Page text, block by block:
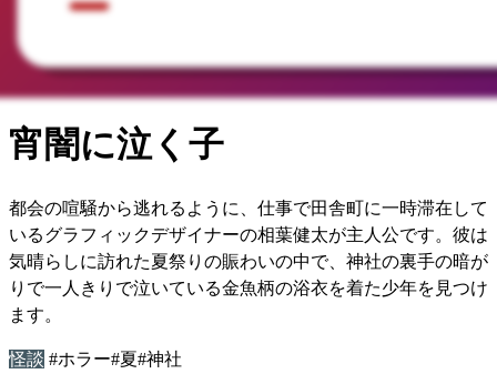
宵闇に泣く子
都会の喧騒から逃れるように、仕事で田舎町に一時滞在して
いるグラフィックデザイナーの相葉健太が主人公です。彼は
気晴らしに訪れた夏祭りの賑わいの中で、神社の裏手の暗が
りで一人きりで泣いている金魚柄の浴衣を着た少年を見つけ
ます。
怪談 #ホラー#夏#神社